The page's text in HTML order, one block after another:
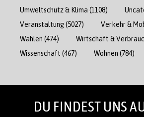
Umweltschutz & Klima (1108)
Veranstaltung(5027) Verkehr &
Wahlen (474) Wirtschaft &
Wissenschaft (467) Wohnen (784)
DU FINDEST UNS